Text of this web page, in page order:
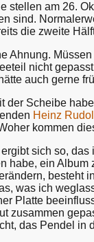
stellen am 26.
sind.
die zweite
Ahnung.
nicht
auch gerne
der Scheibe
Heinz
kommen
ergibt sich so,
habe, ein
besteht
was ich
Platte
zusammen
das Pendel in